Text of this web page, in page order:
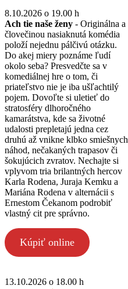
8.10.2026 o 19.00 h
Ach tie naše ženy - Originálna a
človečinou nasiaknutá komédia
položí nejednu pálčivú otázku.
Do akej miery poznáme ľudí
okolo seba? Presvedčte sa v
komediálnej hre o tom, či
priateľstvo nie je iba ušľachtilý
pojem. Dovoľte si uletieť do
stratosféry dlhoročného
kamarátstva, kde sa životné
udalosti prepletajú jedna cez
druhú až vnikne klbko smiešnych
náhod, nečakaných trapasov či
šokujúcich zvratov. Nechajte si
vplyvom tria brilantných hercov
Karla Rodena, Juraja Kemku a
Mariána Rodena v alternácii s
Ernestom Čekanom podrobiť
vlastný cit pre správno.
Kúpiť online
13.10.2026 o 18.00 h